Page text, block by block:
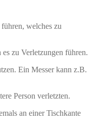
welches zu
zu Verletzungen führen.
Ein Messer kann z.B.
Person verletzten.
an einer Tischkante